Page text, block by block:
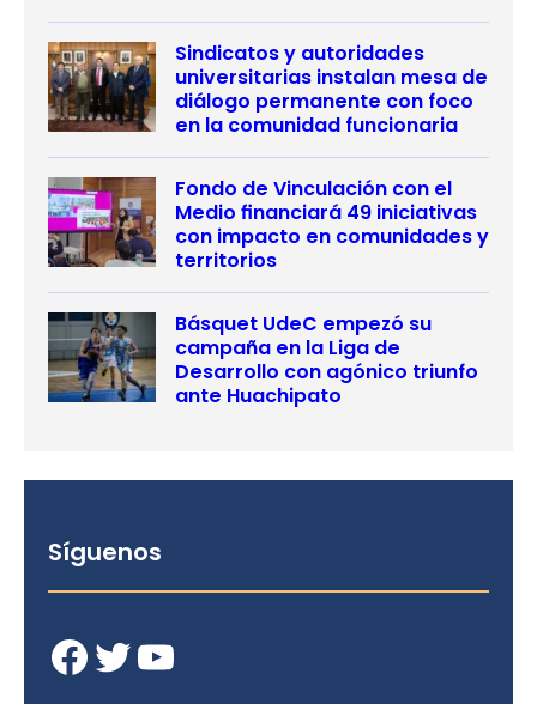
Sindicatos y autoridades
universitarias instalan mesa de
diálogo permanente con foco
en la comunidad funcionaria
Fondo de Vinculación con el
Medio financiará 49 iniciativas
con impacto en comunidades y
territorios
Básquet UdeC empezó su
campaña en la Liga de
Desarrollo con agónico triunfo
ante Huachipato
Síguenos
Facebook Twitter YouTube